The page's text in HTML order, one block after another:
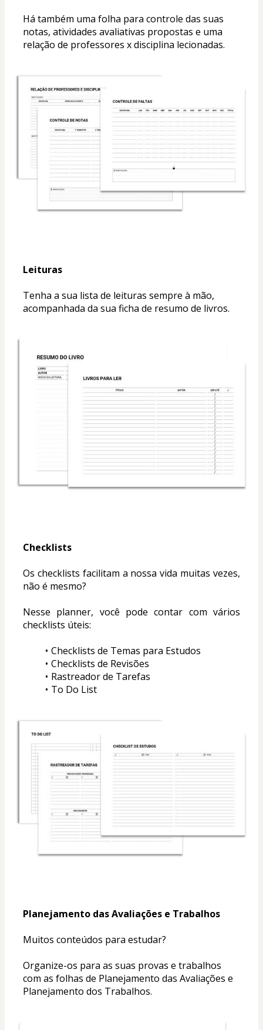
Há também uma folha para controle das suas
notas, atividades avaliativas propostas e uma
relação de professores x disciplina lecionadas.
Leituras
Tenha a sua lista de leituras sempre à mão,
acompanhada da sua ficha de resumo de livros.
Checklists
Os checklists facilitam a nossa vida muitas vezes,
não é mesmo?
Nesse planner, você pode contar com vários
checklists úteis:
Checklists de Temas para Estudos
Checklists de Revisões
Rastreador de Tarefas
To Do List
Planejamento das Avaliações e Trabalhos
Muitos conteúdos para estudar?
Organize-os para as suas provas e trabalhos
com as folhas de Planejamento das Avaliações e
Planejamento dos Trabalhos.